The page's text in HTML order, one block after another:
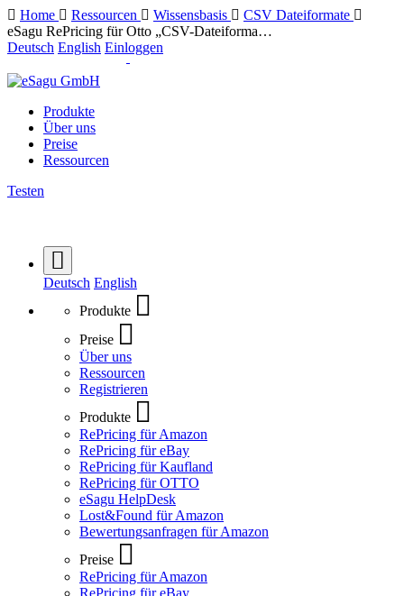
Home Ressourcen Wissensbasis
CSV Dateiformate
eSagu RePricing für Otto „CSV-Dateiforma…
Deutsch English Einloggen
Produkte
Über uns
Preise
Ressourcen
Testen
Deutsch English
Produkte
Preise
Über uns
Ressourcen
Registrieren
Produkte
RePricing für Amazon
RePricing für eBay
RePricing für Kaufland
RePricing für OTTO
eSagu HelpDesk
Lost&Found für Amazon
Bewertungsanfragen für Amazon
Preise
RePricing für Amazon
RePricing für eBay